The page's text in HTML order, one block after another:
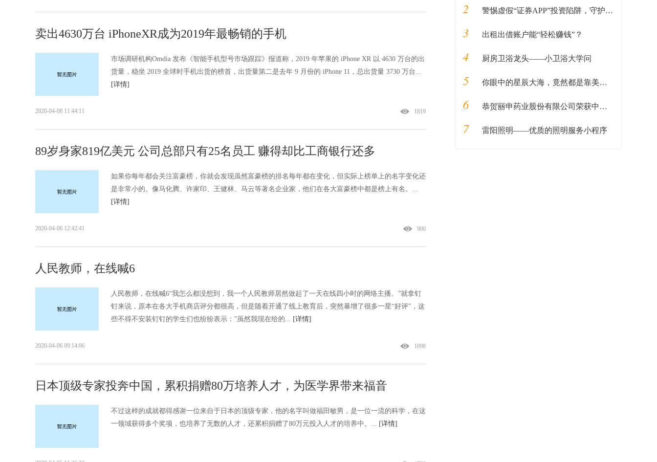
卖出4630万台 iPhoneXR成为2019年最畅销的手机
市场调研机构Omdia 发布《智能手机型号市场跟踪》报道称，2019 年苹果的 iPhone XR 以 4630 万台的出
货量，稳坐 2019 全球时手机出货的榜首，出货量第二是去年 9 月份的 iPhone 11，总出货量 3730 万台...
[详情]
1819
2020-04-08 11:44:11
89岁身家819亿美元 公司总部只有25名员工 赚得却比工商银行还多
如果你每年都会关注富豪榜，你就会发现虽然富豪榜的排名每年都在变化，但实际上榜单上的名字变化还
是非常小的。像马化腾、许家印、王健林、马云等著名企业家，他们在各大富豪榜中都是榜上有名。...
[详情]
900
2020-04-06 12:42:41
人民教师，在线喊6
人民教师，在线喊6“我怎么都没想到，我一个人民教师居然做起了一天在线四小时的网络主播。”就拿钉
钉来说，原本在各大手机商店评分都很高，但是随着开通了线上教育后，突然暴增了很多一星“好评”，这
些不得不安装钉钉的学生们也纷纷表示：”虽然我现在给的... [详情]
1098
2020-04-06 09:14:06
日本顶级专家投奔中国，累积捐赠80万培养人才，为医学界带来福音
不过这样的成就都得感谢一位来自于日本的顶级专家，他的名字叫做福田敏男，是一位一流的科学，在这
一领域获得多个奖项，也培养了无数的人才，还累积捐赠了80万元投入人才的培养中。... [详情]
2 警惕虚假“证券APP”投资陷阱，守护财产安全
3 出租出借账户能“轻松赚钱”？
4 厨房卫浴龙头——小卫浴大学问
5 你眼中的星辰大海，竟然都是靠美瞳？| CBNData报告
6 恭贺丽申药业股份有限公司荣获中国科技创新先进单位
7 雷阳照明——优质的照明服务小程序